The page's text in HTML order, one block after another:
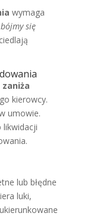
wymaga
się
kierowcy.
umowie.
likwidacji
lub błędne
luki,